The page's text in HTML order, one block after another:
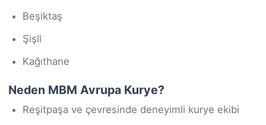
Beşiktaş
Şişli
Kağıthane
Neden MBM Avrupa Kurye?
Reşitpaşa ve çevresinde deneyimli kurye ekibi